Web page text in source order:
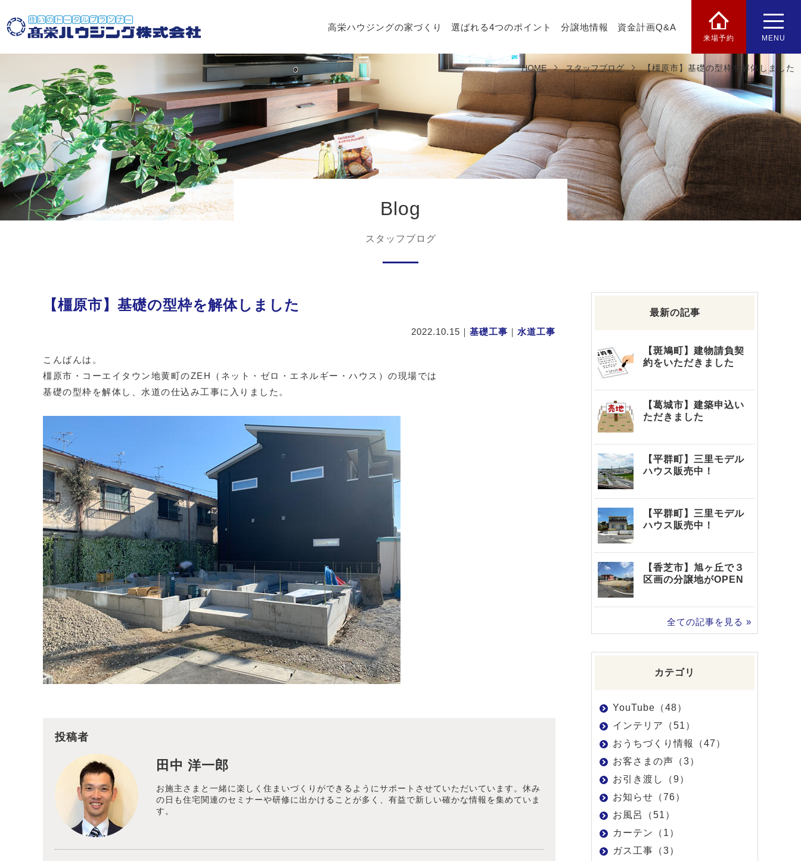
高栄ハウジングの家づくり 選ばれる4つのポイント 分譲地情報 資金計画Q&A
来場予約 MENU
Blog
スタッフブログ
HOME スタッフブログ 【橿原市】基礎の型枠を解体しました
【橿原市】基礎の型枠を解体しました
2022.10.15 ｜ 基礎工事 ｜ 水道工事
こんばんは。
橿原市・コーエイタウン地黄町のZEH（ネット・ゼロ・エネルギー・ハウス）の現場では
基礎の型枠を解体し、水道の仕込み工事に入りました。
投稿者
田中 洋一郎
お施主さまと一緒に楽しく住まいづくりができるようにサポートさせていただいています。休み
の日も住宅関連のセミナーや研修に出かけることが多く、有益で新しい確かな情報を集めていま
す。
最新の記事
【斑鳩町】建物請負契
約をいただきました
【葛城市】建築申込い
ただきました
【平群町】三里モデル
ハウス販売中！
【平群町】三里モデル
ハウス販売中！
【香芝市】旭ヶ丘で３
区画の分譲地がOPEN
全ての記事を見る »
カテゴリ
YouTube（48）
インテリア（51）
おうちづくり情報（47）
お客さまの声（3）
お引き渡し（9）
お知らせ（76）
お風呂（51）
カーテン（1）
ガス工事（3）